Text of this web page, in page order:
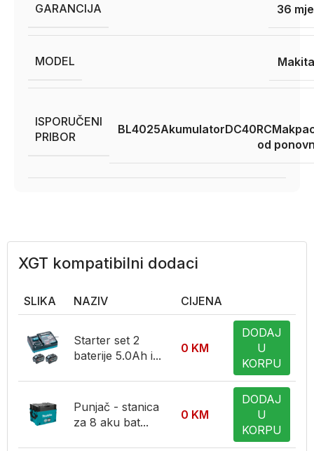
GARANCIJA 36
MODEL
ISPORUČENI
PRIBOR
BL4025AkumulatorDC40RC
od
XGT kompatibilni dodaci
SLIKA NAZIV CIJENA
Starter set 2
baterije 5.0Ah i...
0 KM
DODAJ
U
KORPU
Punjač - stanica
za 8 aku bat...
0 KM
DODAJ
U
KORPU